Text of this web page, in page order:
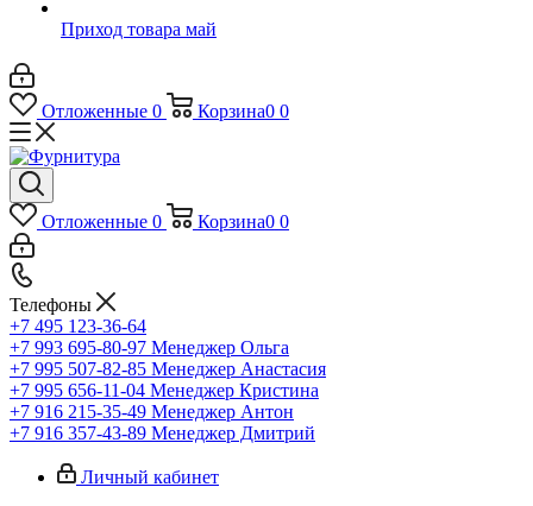
Приход товара май
Отложенные 0 Корзина0 0
Отложенные 0 Корзина0 0
Телефоны
+7 495 123-36-64
+7 993 695-80-97 Менеджер Ольга
+7 995 507-82-85 Менеджер Анастасия
+7 995 656-11-04 Менеджер Кристина
+7 916 215-35-49 Менеджер Антон
+7 916 357-43-89 Менеджер Дмитрий
Личный кабинет